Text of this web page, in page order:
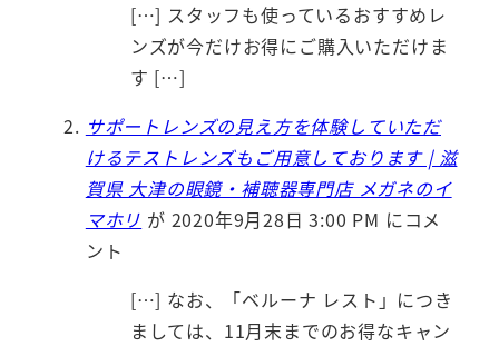
[…] スタッフも使っているおすすめレ
ンズが今だけお得にご購入いただけま
す […]
サポートレンズの見え方を体験していただ
けるテストレンズもご用意しております | 滋
賀県 大津の眼鏡・補聴器専門店 メガネのイ
マホリ が 2020年9月28日 3:00 PM にコメ
ント
[…] なお、「ベルーナ レスト」につき
ましては、11月末までのお得なキャン